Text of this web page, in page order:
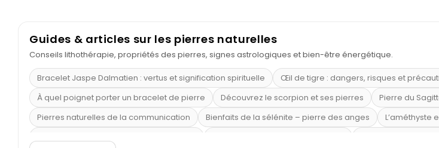
Guides & articles sur les pierres naturelles
Conseils lithothérapie, propriétés des pierres, signes astrologiques et bien-être énergétique.
Bracelet Jaspe Dalmatien : vertus et signification spirituelle
Œil de tigre : dangers, risques et
À quel poignet porter un bracelet de pierre
Découvrez le scorpion et ses pierres Pierre du
Pierres naturelles de la communication
Bienfaits de la sélénite – pierre des anges L’améthyste